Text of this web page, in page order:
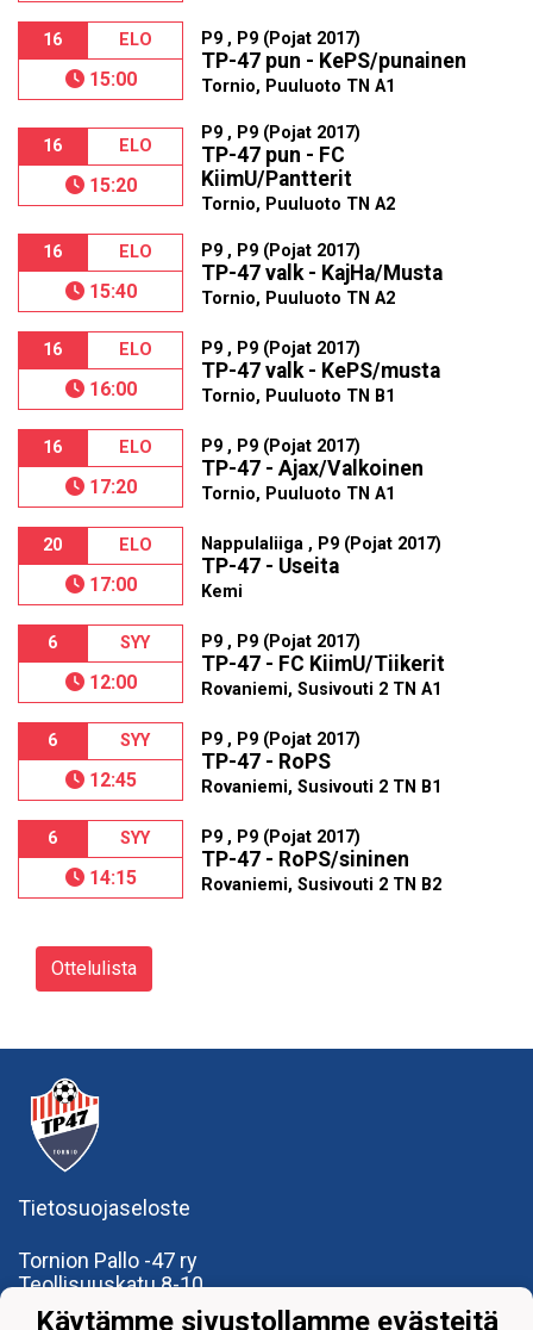
16 ELO
15:00
P9 , P9 (Pojat 2017)
TP-47 pun - KePS/punainen
Tornio, Puuluoto TN A1
16 ELO
15:20
P9 , P9 (Pojat 2017)
TP-47 pun - FC
KiimU/Pantterit
Tornio, Puuluoto TN A2
16 ELO
15:40
P9 , P9 (Pojat 2017)
TP-47 valk - KajHa/Musta
Tornio, Puuluoto TN A2
16 ELO
16:00
P9 , P9 (Pojat 2017)
TP-47 valk - KePS/musta
Tornio, Puuluoto TN B1
16 ELO
17:20
P9 , P9 (Pojat 2017)
TP-47 - Ajax/Valkoinen
Tornio, Puuluoto TN A1
20 ELO
17:00
Nappulaliiga , P9 (Pojat 2017)
TP-47 - Useita
Kemi
6 SYY
12:00
P9 , P9 (Pojat 2017)
TP-47 - FC KiimU/Tiikerit
Rovaniemi, Susivouti 2 TN A1
6 SYY
12:45
P9 , P9 (Pojat 2017)
TP-47 - RoPS
Rovaniemi, Susivouti 2 TN B1
6 SYY
14:15
P9 , P9 (Pojat 2017)
TP-47 - RoPS/sininen
Rovaniemi, Susivouti 2 TN B2
Ottelulista
Tietosuojaseloste
Tornion Pallo -47 ry
Teollisuuskatu 8-10
95420 Tornio
Käytämme sivustollamme evästeitä